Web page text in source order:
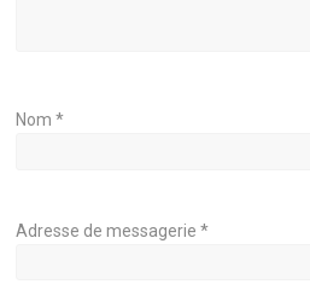
Nom*
Adresse de messagerie*